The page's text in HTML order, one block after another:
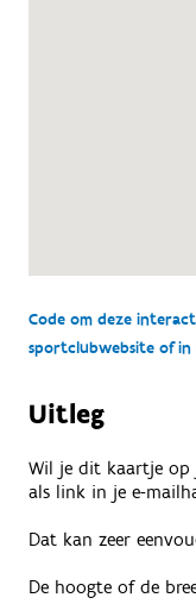
Code om deze
sportclubwebsite of in
Uitleg
Wil je dit kaartje op
als link in je e-
Dat kan zeer
De hoogte of de